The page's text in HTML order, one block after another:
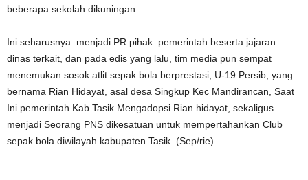
beberapa sekolah dikuningan.
Ini seharusnya menjadi PR pihak pemerintah beserta jajaran
dinas terkait, dan pada edis yang lalu, tim media pun sempat
menemukan sosok atlit sepak bola berprestasi, U-19 Persib, yang
bernama Rian Hidayat, asal desa Singkup Kec Mandirancan, Saat
Ini pemerintah Kab.Tasik Mengadopsi Rian hidayat, sekaligus
menjadi Seorang PNS dikesatuan untuk mempertahankan Club
sepak bola diwilayah kabupaten Tasik. (Sep/rie)